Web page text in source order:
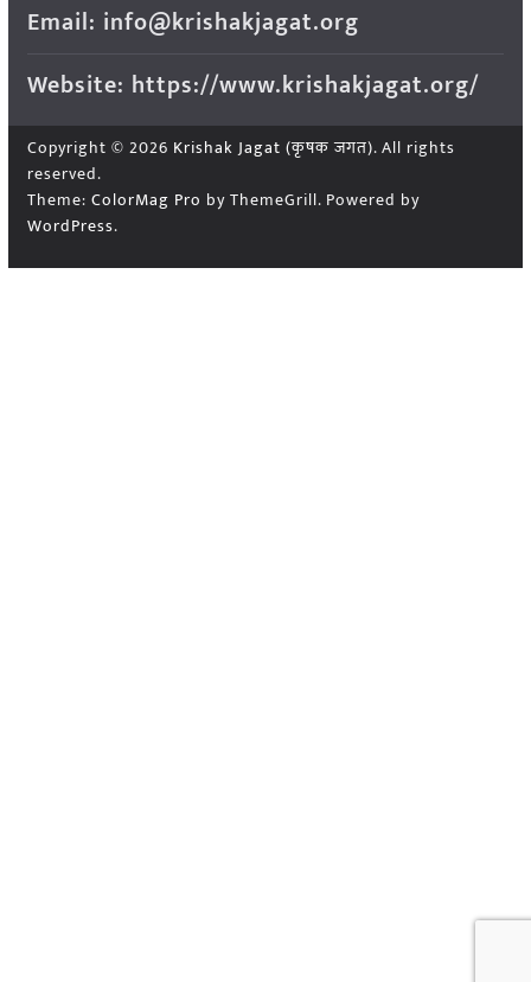
Email: info@krishakjagat.org
Website: https://www.krishakjagat.org/
Copyright © 2026 Krishak Jagat (कृषक जगत). All rights
reserved.
Theme: ColorMag Pro by ThemeGrill. Powered by
WordPress.